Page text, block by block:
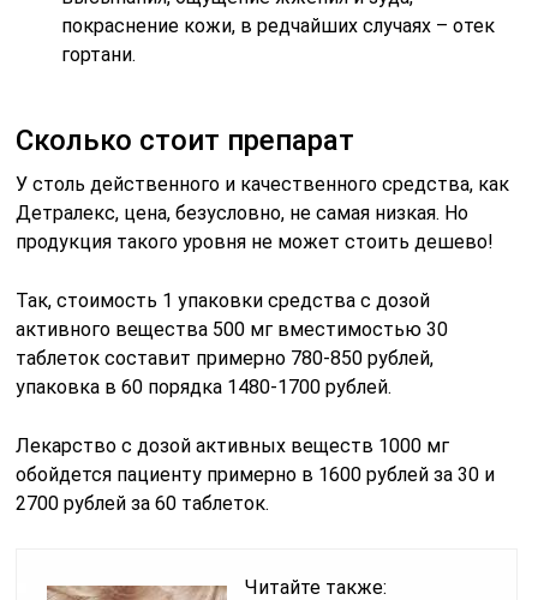
покраснение кожи, в редчайших случаях – отек
гортани.
Сколько стоит препарат
У столь действенного и качественного средства, как
Детралекс, цена, безусловно, не самая низкая. Но
продукция такого уровня не может стоить дешево!
Так, стоимость 1 упаковки средства с дозой
активного вещества 500 мг вместимостью 30
таблеток составит примерно 780-850 рублей,
упаковка в 60 порядка 1480-1700 рублей.
Лекарство с дозой активных веществ 1000 мг
обойдется пациенту примерно в 1600 рублей за 30 и
2700 рублей за 60 таблеток.
Читайте также: